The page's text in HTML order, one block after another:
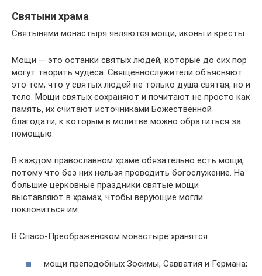
Святыни храма
Святынями монастыря являются мощи, иконы и кресты.
Мощи — это останки святых людей, которые до сих пор
могут творить чудеса. Священнослужители объясняют
это тем, что у святых людей не только душа святая, но и
тело. Мощи святых сохраняют и почитают не просто как
память, их считают источниками Божественной
благодати, к которым в молитве можно обратиться за
помощью.
В каждом православном храме обязательно есть мощи,
потому что без них нельзя проводить богослужение. На
большие церковные праздники святые мощи
выставляют в храмах, чтобы верующие могли
поклониться им.
В Спасо-Преображенском монастыре хранятся:
мощи преподобных Зосимы, Савватия и Германа;